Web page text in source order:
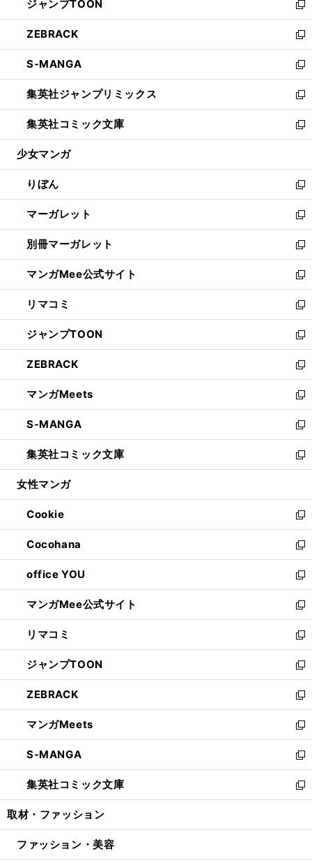
く
で
開
く
ド
ウ
で
開
く
ィ
ン
ド
ウ
で
開
く
い
ウ
ィ
ン
ド
ウ
で
開
く
ジャンプTOON
新
し
い
ウ
ィ
ン
ド
ウ
で
開
ZEBRACK
新
し
い
ウ
ィ
ン
ド
ウ
開
く
S-MANGA
新
し
い
ウ
ィ
ン
ウ
で
開
く
集英社ジャンプリミックス
新
し
い
ウ
ン
ド
ウ
で
開
く
集英社コミック文庫
新
し
ウ
ィ
ン
ド
ウ
で
開
く
少女マンガ
りぼん
新
し
い
ウ
ィ
ン
ド
ウ
で
開
く
マーガレット
新
し
い
ウ
ィ
ン
ド
ウ
で
開
く
別冊マーガレット
新
し
い
ウ
ィ
ン
ド
ウ
で
開
く
マンガMee公式サイト
新
し
い
ウ
ィ
ン
ド
ウ
で
開
く
リマコミ
新
し
い
ウ
ィ
ン
ド
ウ
で
開
く
ジャンプTOON
新
し
い
ウ
ィ
ン
ド
ウ
で
開
ZEBRACK
新
し
い
ウ
ィ
ン
ド
ウ
開
く
マンガMeets
新
し
い
ウ
ィ
ン
ウ
で
開
く
S-MANGA
新
し
い
ウ
ン
ド
ウ
で
開
く
集英社コミック文庫
新
し
ウ
ィ
ン
ド
ウ
で
開
く
女性マンガ
Cookie
新
し
い
ウ
ィ
ン
ド
ウ
で
開
く
Cocohana
新
し
い
ウ
ィ
ン
ド
ウ
で
開
く
office YOU
新
し
い
ウ
ィ
ン
ド
ウ
で
開
く
マンガMee公式サイト
新
し
い
ウ
ィ
ン
ド
ウ
で
開
く
リマコミ
新
し
い
ウ
ィ
ン
ド
ウ
で
開
く
ジャンプTOON
新
し
い
ウ
ィ
ン
ド
ウ
で
開
ZEBRACK
新
し
い
ウ
ィ
ン
ド
ウ
開
マンガMeets
新
し
い
ウ
ィ
ン
ウ
開
S-MANGA
新
し
い
ウ
ン
ウ
集英社コミック文庫
新
し
ウ
ン
取材・ファッション
ファッション・美容